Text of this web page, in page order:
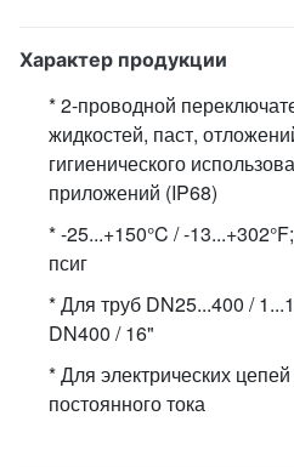
Характер продукции
* 2-проводной
жидкостей, паст,
гигиенического
приложений (IP68)
* -25...+150°C / -
псиг
* Для труб DN25...400 /
DN400 / 16"
* Для электрических
постоянного тока